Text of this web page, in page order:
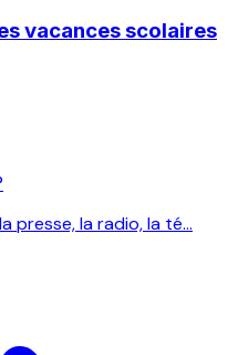
vacances scolaires
presse, la radio, la té...